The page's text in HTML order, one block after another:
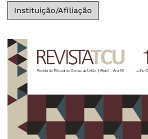
Instituição/Afiliação